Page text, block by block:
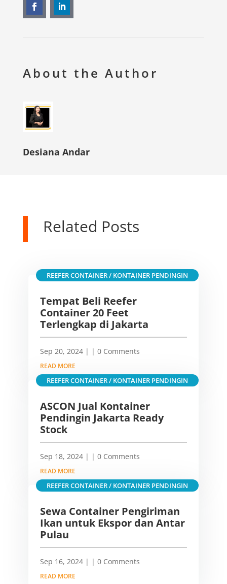
About the Author
Desiana Andar
Related Posts
Tempat Beli Reefer
Container 20 Feet
Terlengkap di Jakarta
Sep 20, 2024|
REEFER CONTAINER / KONTAINER PENDINGIN
| 0 Comments
READ MORE
ASCON Jual Kontainer
Pendingin Jakarta Ready
Stock
Sep 18, 2024|
REEFER CONTAINER / KONTAINER PENDINGIN
| 0 Comments
READ MORE
Sewa Container Pengiriman
Ikan untuk Ekspor dan Antar
Pulau
Sep 16, 2024|
REEFER CONTAINER / KONTAINER PENDINGIN
| 0 Comments
READ MORE